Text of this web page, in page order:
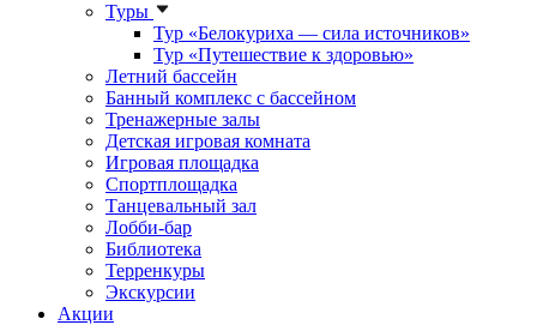
Туры
Тур «Белокуриха — сила источников»
Тур «Путешествие к здоровью»
Летний бассейн
Банный комплекс с бассейном
Тренажерные залы
Детская игровая комната
Игровая площадка
Спортплощадка
Танцевальный зал
Лобби-бар
Библиотека
Терренкуры
Экскурсии
Акции